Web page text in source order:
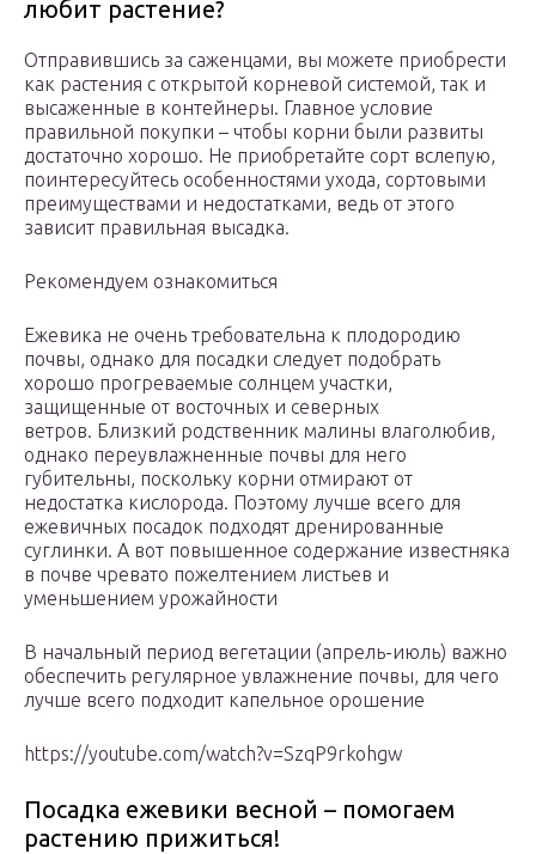
любит растение?
Отправившись за саженцами, вы можете приобрести
как растения с открытой корневой системой, так и
высаженные в контейнеры. Главное условие
правильной покупки – чтобы корни были развиты
достаточно хорошо. Не приобретайте сорт вслепую,
поинтересуйтесь особенностями ухода, сортовыми
преимуществами и недостатками, ведь от этого
зависит правильная высадка.
Рекомендуем ознакомиться
Ежевика не очень требовательна к плодородию
почвы, однако для посадки следует подобрать
хорошо прогреваемые солнцем участки,
защищенные от восточных и северных
ветров. Близкий родственник малины влаголюбив,
однако переувлажненные почвы для него
губительны, поскольку корни отмирают от
недостатка кислорода. Поэтому лучше всего для
ежевичных посадок подходят дренированные
суглинки. А вот повышенное содержание известняка
в почве чревато пожелтением листьев и
уменьшением урожайности
В начальный период вегетации (апрель-июль) важно
обеспечить регулярное увлажнение почвы, для чего
лучше всего подходит капельное орошение
https://youtube.com/watch?v=SzqP9rkohgw
Посадка ежевики весной – помогаем
растению прижиться!